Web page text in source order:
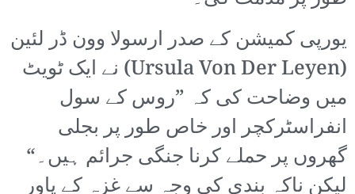
یورپی کمیشن کے صدر ارسولا وون ڈر لئین
(Ursula Von Der Leyen) نے ایک ٹویٹ
میں وضاحت کی کہ ”روس کے سول
انفراسٹرکچر اور خاص طور پر بجلی
گھروں پر حملے کرنا جنگی جرائم ہیں۔“
لیکن ناکہ بندی کی وجہ سے غزہ کے پاور